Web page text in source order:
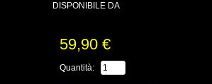
DISPONIBILE DA
59,90 €
Quantità: